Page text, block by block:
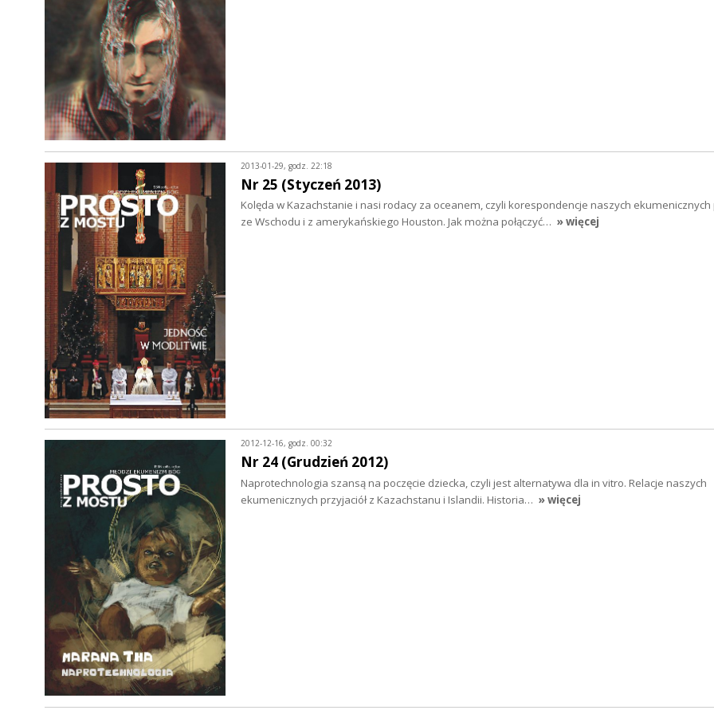
2013-01-29, godz. 22:18
Nr 25 (Styczeń 2013)
Kolęda w Kazachstanie i nasi rodacy za oceanem, czyli korespondencje naszych ekumenicznych
ze Wschodu i z amerykańskiego Houston. Jak można połączyć… » więcej
2012-12-16, godz. 00:32
Nr 24 (Grudzień 2012)
Naprotechnologia szansą na poczęcie dziecka, czyli jest alternatywa dla in vitro. Relacje naszych
ekumenicznych przyjaciół z Kazachstanu i Islandii. Historia… » więcej